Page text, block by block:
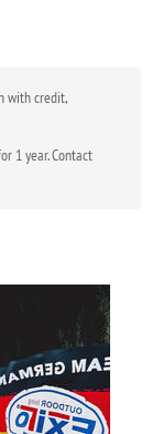
with credit,
1 year. Contact